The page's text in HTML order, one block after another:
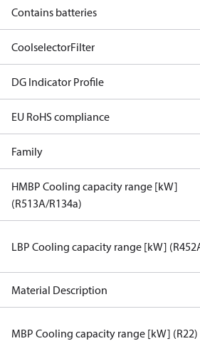
Contains batteries
CoolselectorFilter
DG Indicator Profile
EU RoHS compliance
Family
HMBP Cooling capacity range [kW]
(R513A/R134a)
LBP Cooling capacity range [kW]
Material Description
MBP Cooling capacity range [kW] (R22)